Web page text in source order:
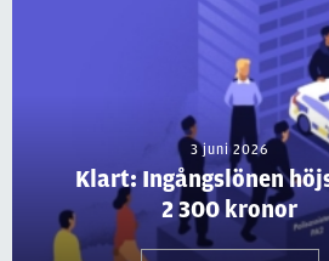
3 juni 2026
Klart: Ingångslönen
2 300 kronor